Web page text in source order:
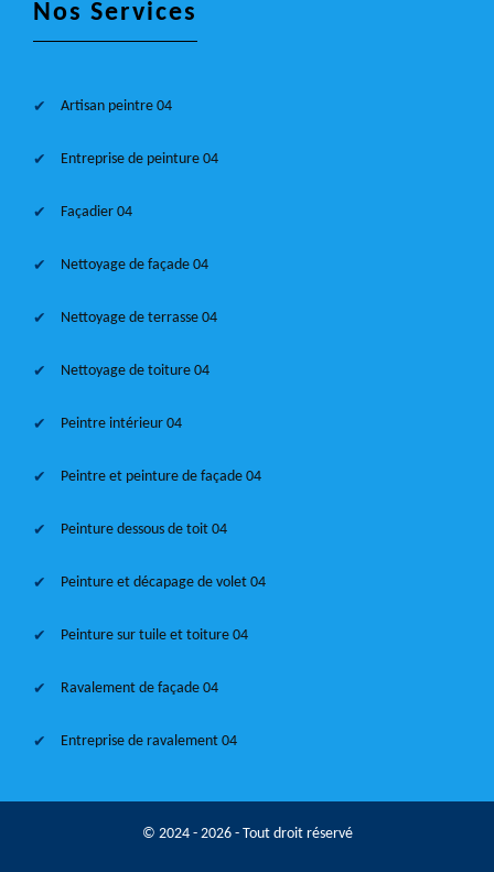
Nos Services
Artisan peintre 04
Entreprise de peinture 04
Façadier 04
Nettoyage de façade 04
Nettoyage de terrasse 04
Nettoyage de toiture 04
Peintre intérieur 04
Peintre et peinture de façade 04
Peinture dessous de toit 04
Peinture et décapage de volet 04
Peinture sur tuile et toiture 04
Ravalement de façade 04
Entreprise de ravalement 04
© 2024 - 2026 - Tout droit réservé